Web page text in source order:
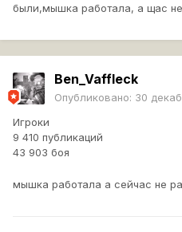
были,мышка работала, а щас не
Ben_Vaffleck
Опубликовано: 30
Игроки
9 410 публикаций
43 903 боя
мышка работала а сейчас не